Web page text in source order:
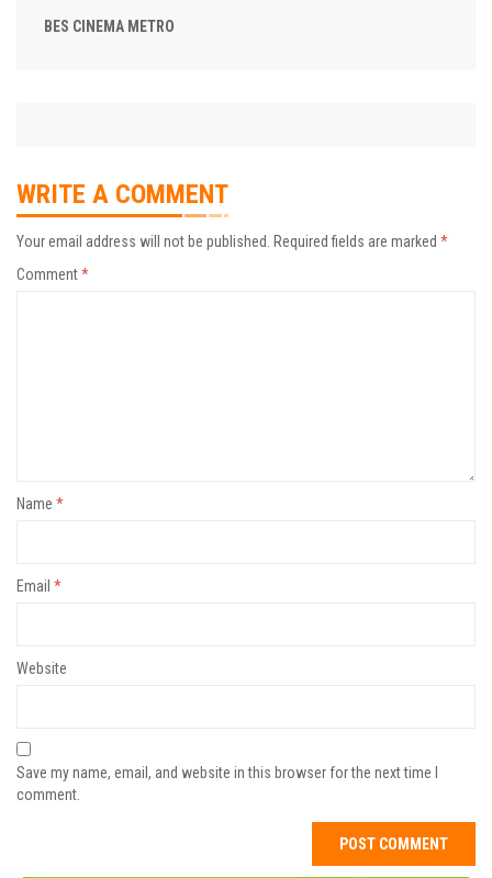
BES CINEMA METRO
WRITE A COMMENT
Your email address will not be published. Required fields are marked *
Comment*
Name *
Email *
Website
Save my name, email, and website in this browser for the next time I
comment.